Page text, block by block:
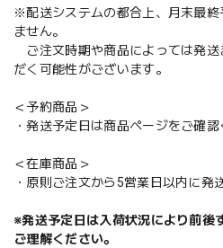
※配送システムの都合上、月末最終
ません。
ご注文時期や商品によっては発送
だく可能性がございます。
＜予約商品＞
・発送予定日は商品ページをご確認
＜在庫商品＞
・原則ご注文から5営業日以内に発
※発送予定日は入荷状況により前後
ご理解ください。